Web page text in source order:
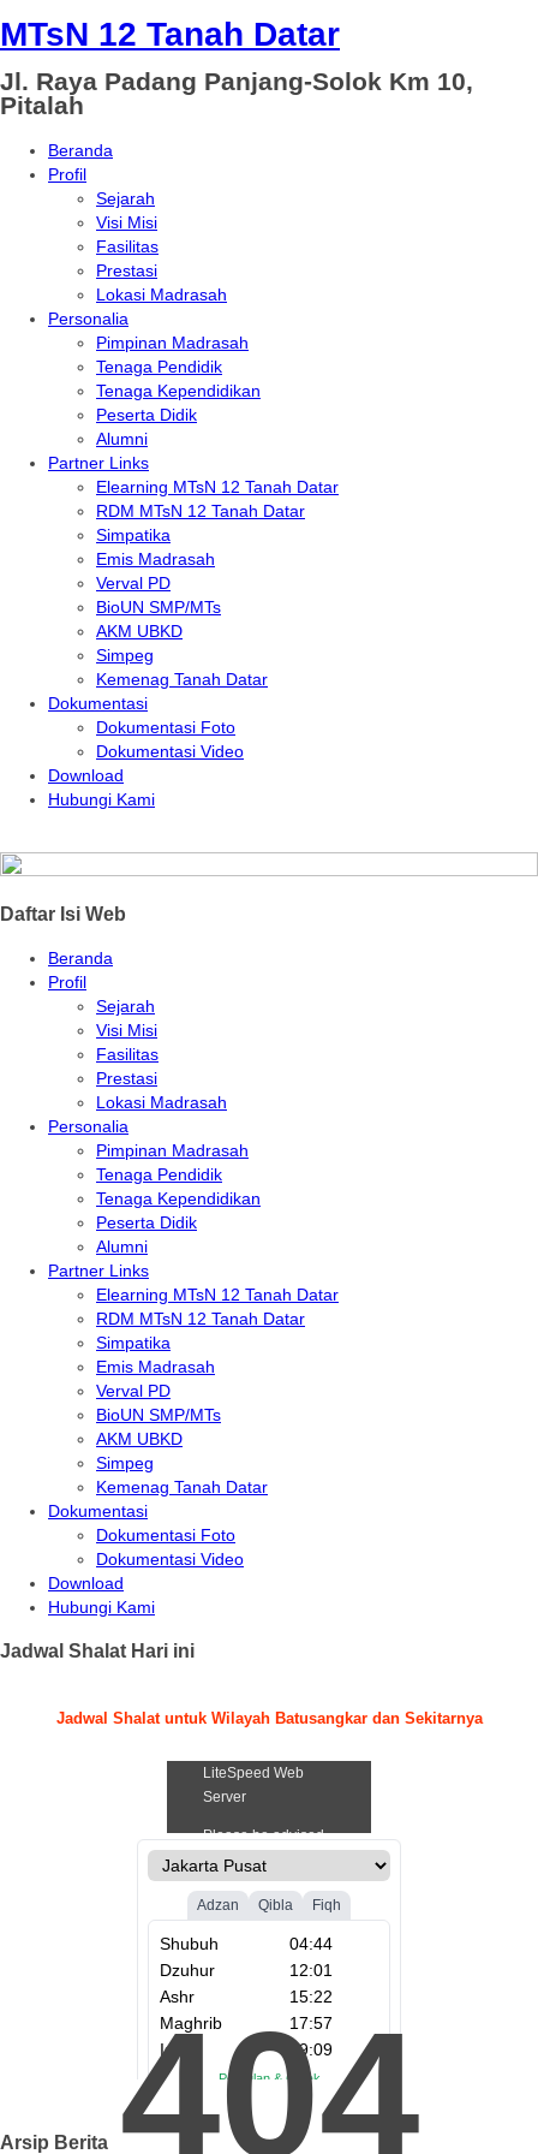
MTsN 12 Tanah Datar
Jl. Raya Padang Panjang-Solok Km 10,
Pitalah
Beranda
Profil
Sejarah
Visi Misi
Fasilitas
Prestasi
Lokasi Madrasah
Personalia
Pimpinan Madrasah
Tenaga Pendidik
Tenaga Kependidikan
Peserta Didik
Alumni
Partner Links
Elearning MTsN 12 Tanah Datar
RDM MTsN 12 Tanah Datar
Simpatika
Emis Madrasah
Verval PD
BioUN SMP/MTs
AKM UBKD
Simpeg
Kemenag Tanah Datar
Dokumentasi
Dokumentasi Foto
Dokumentasi Video
Download
Hubungi Kami
Daftar Isi Web
Beranda
Profil
Sejarah
Visi Misi
Fasilitas
Prestasi
Lokasi Madrasah
Personalia
Pimpinan Madrasah
Tenaga Pendidik
Tenaga Kependidikan
Peserta Didik
Alumni
Partner Links
Elearning MTsN 12 Tanah Datar
RDM MTsN 12 Tanah Datar
Simpatika
Emis Madrasah
Verval PD
BioUN SMP/MTs
AKM UBKD
Simpeg
Kemenag Tanah Datar
Dokumentasi
Dokumentasi Foto
Dokumentasi Video
Download
Hubungi Kami
Jadwal Shalat Hari ini
Jadwal Shalat untuk Wilayah Batusangkar dan Sekitarnya
Arsip Berita 404